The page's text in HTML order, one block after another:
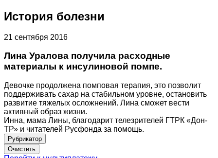
История болезни
21 сентября 2016
Лина Уралова получила расходные
материалы к инсулиновой помпе.
Девочке продолжена помповая терапия, это позволит
поддерживать сахар на стабильном уровне, остановить
развитие тяжелых осложнений. Лина сможет вести
активный образ жизни.
Инна, мама Лины, благодарит телезрителей ГТРК «Дон-
ТР» и читателей Русфонда за помощь.
Рубрикатор